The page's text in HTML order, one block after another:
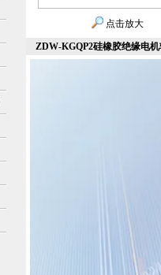
点击放大
ZDW-KGQP2硅橡胶绝缘电